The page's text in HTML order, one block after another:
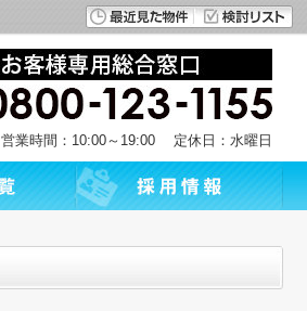
営業時間：10:00～19:00 定休日：水曜日